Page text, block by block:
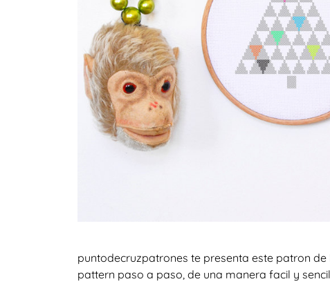
puntodecruzpatrones te presenta este patron
pattern paso a paso, de una manera facil y